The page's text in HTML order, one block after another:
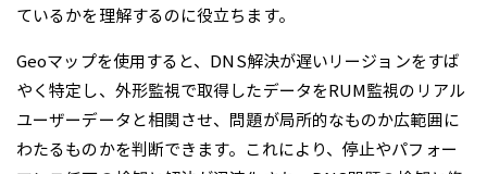
ているかを理解するのに役立ちます。
Geoマップを使用すると、DNS解決が遅いリージョンをすば
やく特定し、外形監視で取得したデータをRUM監視のリアル
ユーザーデータと相関させ、問題が局所的なものか広範囲に
わたるものかを判断できます。これにより、停止やパフォー